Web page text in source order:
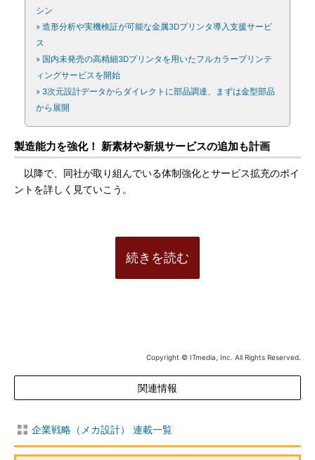
シン
» 造形分析や実機検証が可能な金属3Dプリンタ導入支援サービ
ス
» 国内未発売の高精細3Dプリンタを用いたフルカラープリンテ
ィングサービスを開始
» 3次元設計データからダイレクトに部品調達、まずは金型部品
から展開
製造能力を強化！ 新素材や新規サービスの追加も計画
以降で、同社が取り組んでいる体制強化とサービス拡充のポイ
ントを詳しく見ていこう。
続きを読む
Copyright © ITmedia, Inc. All Rights Reserved.
関連情報
企業戦略（メカ設計） 連載一覧